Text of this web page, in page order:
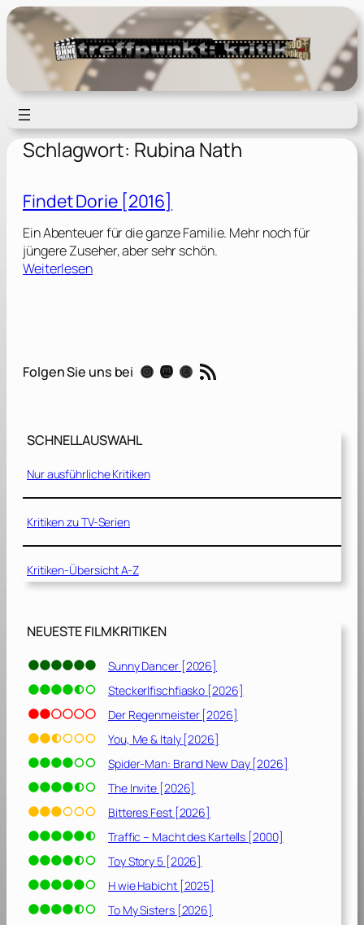
Zum
Inhalt
springen
Schlagwort: Rubina Nath
Findet Dorie [2016]
Ein Abenteuer für die ganze Familie. Mehr noch für
jüngere Zuseher, aber sehr schön.
Weiterlesen:
t
i
[
2
0
]
Folgen Sie uns bei Instagram Mastodon Threads RSS-Feed
SCHNELLAUSWAHL
Nur ausführliche Kritiken
Kritiken zu TV-Serien
Kritiken-Übersicht A-Z
NEUESTE FILMKRITIKEN
Sunny Dancer [2026]
Steckerlfischfiasko [2026]
Der Regenmeister [2026]
You, Me & Italy [2026]
Spider-Man: Brand New Day [2026]
The Invite [2026]
Bitteres Fest [2026]
Traffic – Macht des Kartells [2000]
Toy Story 5 [2026]
H wie Habicht [2025]
To My Sisters [2026]